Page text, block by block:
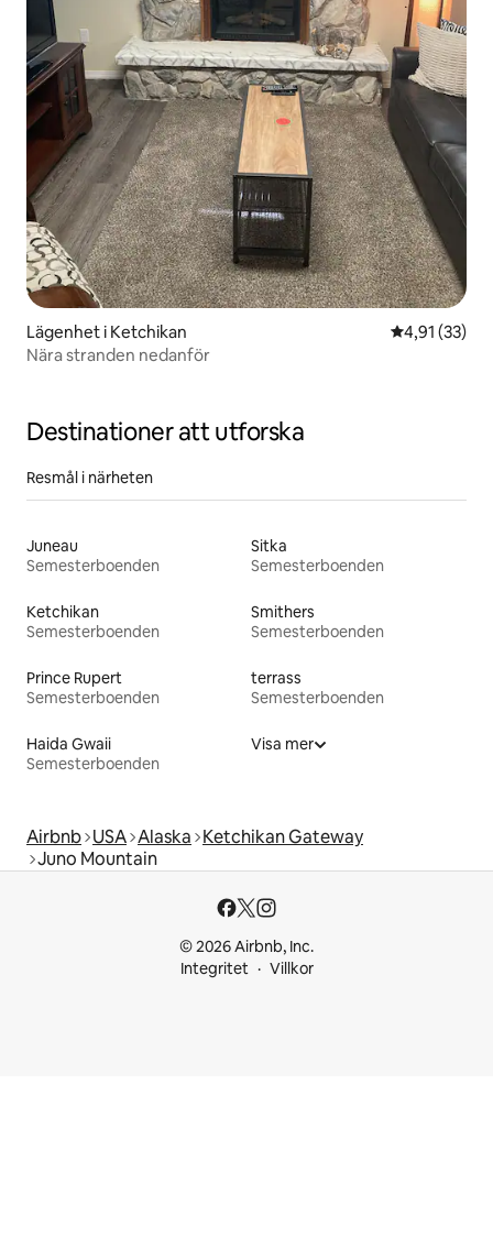
Lägenhet i Ketchikan 4,91 av 5 i
4,91 (33)
Nära stranden nedanför
Destinationer att utforska
Resmål i närheten
Juneau
Semesterboenden
Sitka
Semesterboenden
Ketchikan
Semesterboenden
Smithers
Semesterboenden
Prince Rupert
Semesterboenden
terrass
Semesterboenden
Haida Gwaii
Semesterboenden
Visa mer
Airbnb USA Alaska Ketchikan Gateway
Juno Mountain
© 2026 Airbnb, Inc.
Integritet
Villkor